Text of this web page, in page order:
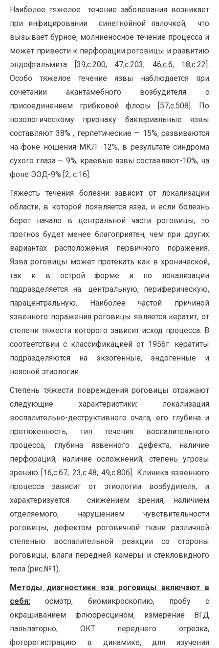
Наиболее тяжелое течение заболевания возникает
при инфицировании синегнойной палочкой, что
вызывает бурное, молниеносное течение процесса и
может привести к перфорации роговицы и развитию
эндофтальмита [39,с.200; 47,с.203; 46,с.6; 18,с.22].
Особо тяжелое течение язвы наблюдается при
сочетании акантамебного возбудителя с
присоединением грибковой флоры [57,с.508]. По
нозологическому признаку бактериальные язвы
составляют 38% , герпетические — 15%, развиваются
на фоне ношения МКЛ -12%, в результате синдрома
сухого глаза — 9%, краевые язвы составляют-10%, на
фоне ЭЭД-9% [2, с.16].
Тяжесть течения болезни зависит от локализации
области, в которой появляется язва, и если болезнь
берет начало в центральной части роговицы, то
прогноз будет менее благоприятен, чем при других
вариантах расположения первичного поражения.
Язва роговицы может протекать как в хронической,
так и в острой форме и по локализации
подразделяется на: центральную, периферическую,
парацентральную. Наиболее частой причиной
язвенного поражения роговицы является кератит, от
степени тяжести которого зависит исход процесса. В
соответствии с классификацией от 1956г. кератиты
подразделяются на экзогенные, эндогенные и
неясной этиологии.
Степень тяжести повреждения роговицы отражают
следующие характеристики: локализация
воспалительно-деструктивного очага, его глубина и
протяженность, тип течения воспалительного
процесса, глубина язвенного дефекта, наличие
перфораций, наличие осложнений, степень угрозы
зрению [16,с.67; 23,с.48; 49,с.806]. Клиника язвенного
процесса зависит от этиологии возбудителя, и
характеризуется снижением зрения, наличием
отделяемого, нарушением чувствительности
роговицы, дефектом роговичной ткани различной
степенью воспалительной реакции со стороны
роговицы, влаги передней камеры и стекловидного
тела (рис.№1).
Методы диагностики язв роговицы включают в
себя: осмотр, биомикроскопию, пробу с
окрашиванием флюоресцином, измерение ВГД
пальпаторно, ОКТ переднего отрезка,
фоторегистрацию в динамике, для изучения